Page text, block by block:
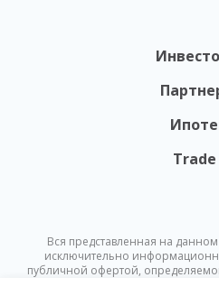
Trade
Вся представленная на
исключительно
публичной офертой,